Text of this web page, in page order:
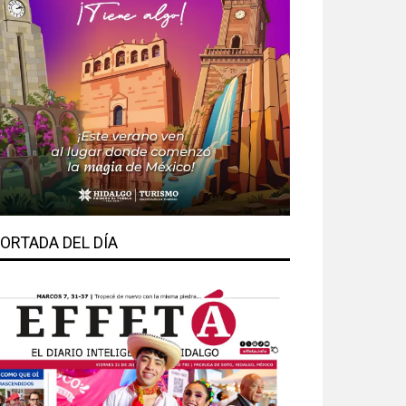
DEL DÍA